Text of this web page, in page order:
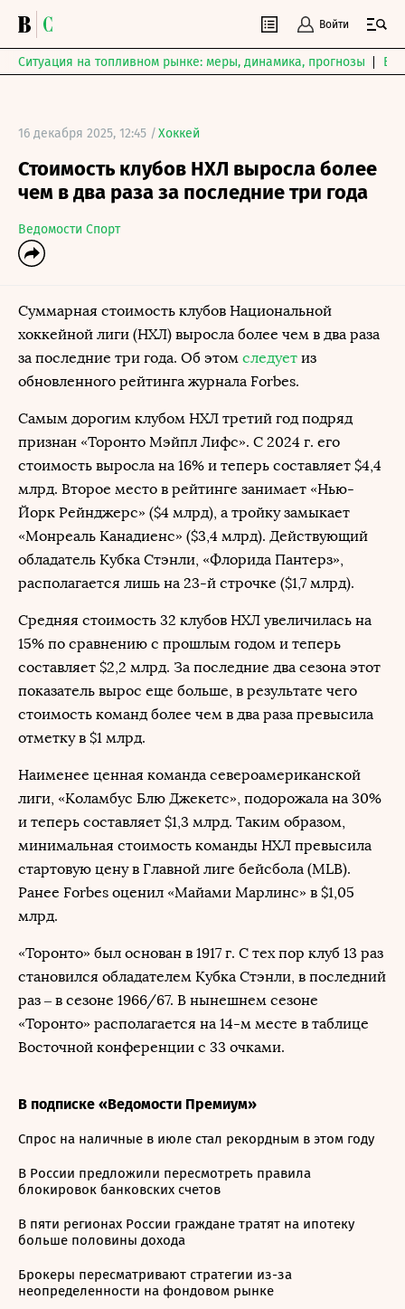
Войти
Ситуация на топливном рынке: меры, динамика, прогнозы
16 декабря 2025, 12:45 /Хоккей
Стоимость клубов НХЛ выросла более
чем в два раза за последние три года
Ведомости Спорт
Суммарная стоимость клубов Национальной
хоккейной лиги (НХЛ) выросла более чем в два раза
за последние три года. Об этом следует из
обновленного рейтинга журнала Forbes.
Самым дорогим клубом НХЛ третий год подряд
признан «Торонто Мэйпл Лифс». С 2024 г. его
стоимость выросла на 16% и теперь составляет $4,4
млрд. Второе место в рейтинге занимает «Нью-
Йорк Рейнджерс» ($4 млрд), а тройку замыкает
«Монреаль Канадиенс» ($3,4 млрд). Действующий
обладатель Кубка Стэнли, «Флорида Пантерз»,
располагается лишь на 23-й строчке ($1,7 млрд).
Средняя стоимость 32 клубов НХЛ увеличилась на
15% по сравнению с прошлым годом и теперь
составляет $2,2 млрд. За последние два сезона этот
показатель вырос еще больше, в результате чего
стоимость команд более чем в два раза превысила
отметку в $1 млрд.
Наименее ценная команда североамериканской
лиги, «Коламбус Блю Джекетс», подорожала на 30%
и теперь составляет $1,3 млрд. Таким образом,
минимальная стоимость команды НХЛ превысила
стартовую цену в Главной лиге бейсбола (MLB).
Ранее Forbes оценил «Майами Марлинс» в $1,05
млрд.
«Торонто» был основан в 1917 г. С тех пор клуб 13 раз
становился обладателем Кубка Стэнли, в последний
раз – в сезоне 1966/67. В нынешнем сезоне
«Торонто» располагается на 14-м месте в таблице
Восточной конференции с 33 очками.
В подписке «Ведомости Премиум»
Спрос на наличные в июле стал рекордным в этом году
В России предложили пересмотреть правила
блокировок банковских счетов
В пяти регионах России граждане тратят на ипотеку
больше половины дохода
Брокеры пересматривают стратегии из-за
неопределенности на фондовом рынке